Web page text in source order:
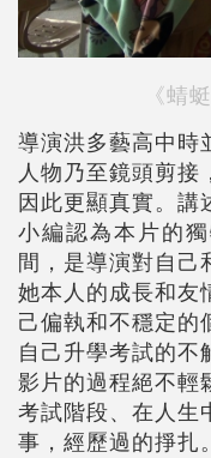
《蜻
導演洪多藝高中時
人物乃至鏡頭剪
因此更顯真實。講
小編認為本片的
間，是導演對自己
她本人的成長和友
己偏執和不穩定的
自己升學考試的不
影片的過程絕不輕
考試階段、在人生
事，經歷過的掙扎。